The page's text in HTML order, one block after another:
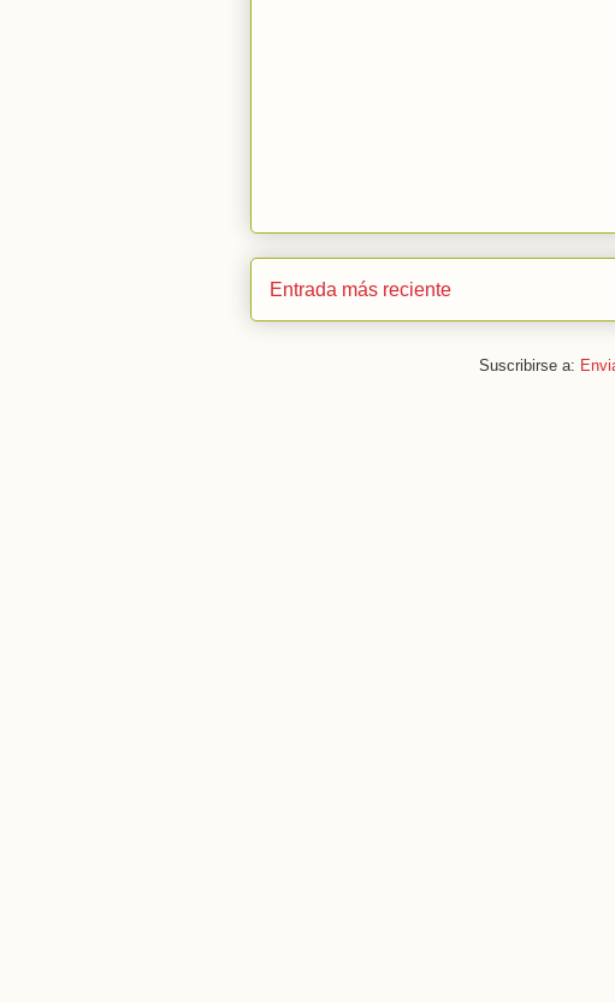
Entrada más reciente
Suscribirse a: